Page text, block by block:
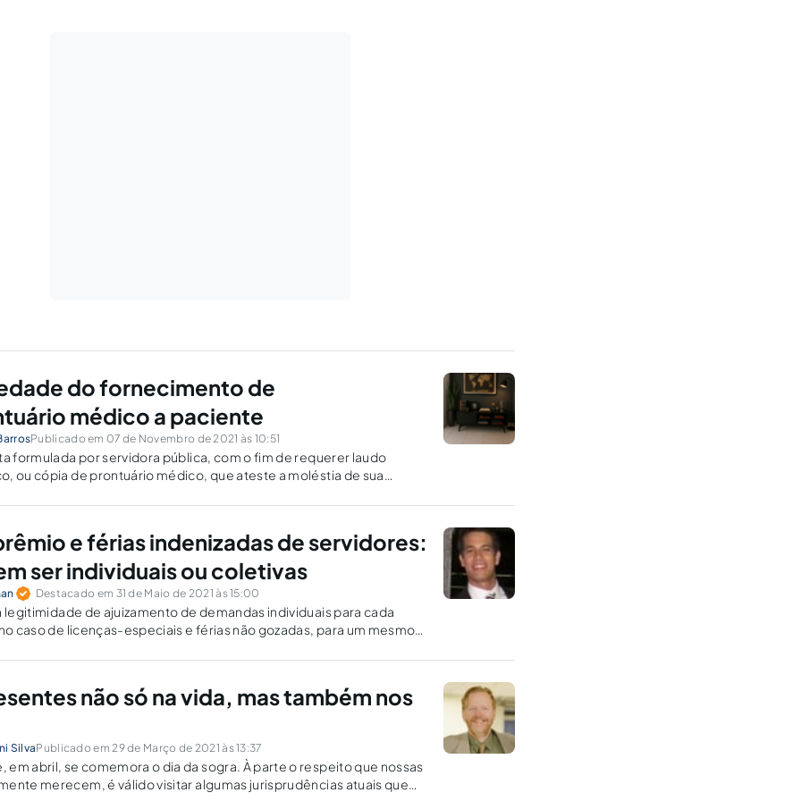
do fornecimento de
médico a paciente
Publicado em 07 de Novembro de 2021 às 10:51
formulada por servidora pública, com o fim de requerer laudo
ou cópia de prontuário médico, que ateste a moléstia de sua
e férias indenizadas de servidores:
ser individuais ou coletivas
Destacado em 31 de Maio de 2021 às 15:00
legitimidade de ajuizamento de demandas individuais para cada
caso de licenças-especiais e férias não gozadas, para um mesmo
não só na vida, mas também nos
SilvaPublicado em 29 de Março de 2021 às 13:37
em abril, se comemora o dia da sogra. À parte o respeito que nossas
merecem, é válido visitar algumas jurisprudências atuais que